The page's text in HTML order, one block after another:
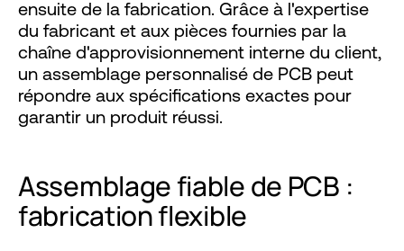
ensuite de la fabrication. Grâce à l'expertise
du fabricant et aux pièces fournies par la
chaîne d'approvisionnement interne du client,
un assemblage personnalisé de PCB peut
répondre aux spécifications exactes pour
garantir un produit réussi.
Assemblage fiable de PCB :
fabrication flexible